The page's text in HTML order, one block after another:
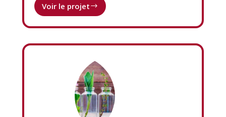
Voir le projet
TAFA